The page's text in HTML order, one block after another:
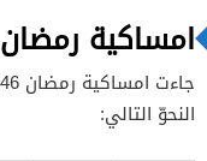
امساكية رمضان 1446 المنطقة الشرقية
النحوّ التالي: